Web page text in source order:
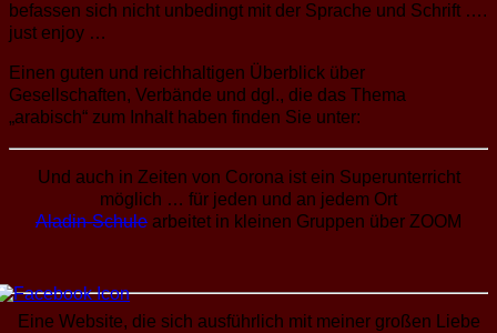
befassen sich nicht unbedingt mit der Sprache und Schrift ….
just enjoy …
Einen guten und reichhaltigen Überblick über
Gesellschaften, Verbände und dgl., die das Thema
„arabisch“ zum Inhalt haben finden Sie unter:
Und auch in Zeiten von Corona ist ein Superunterricht
möglich … für jeden und an jedem Ort
Aladin-Schule arbeitet in kleinen Gruppen über ZOOM
Eine Website, die sich ausführlich mit meiner großen Liebe